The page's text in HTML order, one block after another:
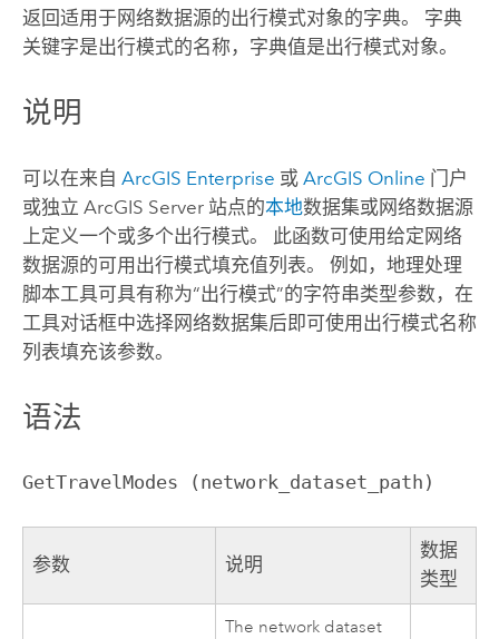
返回适用于网络数据源的出行模式对象的字典。 字典
关键字是出行模式的名称，字典值是出行模式对象。
说明
可以在来自 ArcGIS Enterprise 或 ArcGIS Online 门户
或独立 ArcGIS Server站点的本地数据集或网络数据源
上定义一个或多个出行模式。 此函数可使用给定网络
数据源的可用出行模式填充值列表。 例如，地理处理
脚本工具可具有称为“出行模式”的字符串类型参数，在
工具对话框中选择网络数据集后即可使用出行模式名称
列表填充该参数。
语法
GetTravelModes (network_dataset_path)
参数 说明
数据
类型
The network dataset